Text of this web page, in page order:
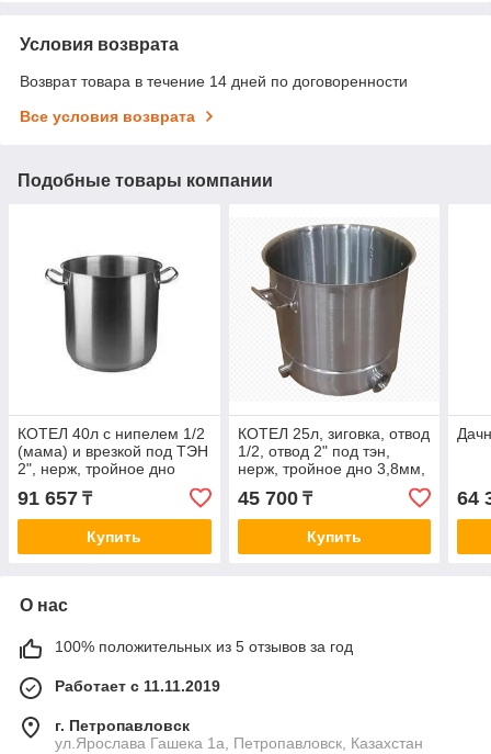
Условия возврата
Возврат товара в течение 14 дней по договоренности
Все условия возврата
Подобные товары компании
КОТЕЛ 40л с нипелем 1/2
(мама) и врезкой под ТЭН
2", нерж, тройное дно
91 657 ₸
Купить
КОТЕЛ 25л, зиговка, отвод
1/2, отвод 2" под тэн,
нерж, тройное дно 3,8мм,
d=320 h=320, без крышки.
45 700₸
Купить
64
О нас
100% положительных из 5 отзывов за год
Работает с 11.11.2019
г. Петропавловск
ул.Ярослава Гашека 1а, Петропавловск, Казахстан